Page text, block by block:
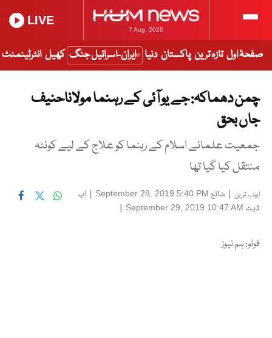
7 Aug, 2026
LIVE
صفحۂ اول تازہ ترین پاکستان دنیا ایران-اسرائیل جنگ کھیل انٹرٹینمنٹ
چمن دھماکہ: جے یو آئی کے رہنما مولاناحنیف
جاں بحق
جمعیت علمائے اسلام کے رہنما کو علاج کے لیے کوئٹہ
منتقل کیا گیا تھا
ایوب ترین | شائع September 28, 2019 5:40 PM
| اپ
ڈیٹ September 29, 2019 10:47 AM
|
فوٹو: ہم نیوز